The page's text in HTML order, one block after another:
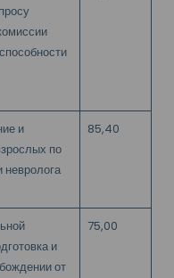
и
по
невролога
85,40
и
от
75,00